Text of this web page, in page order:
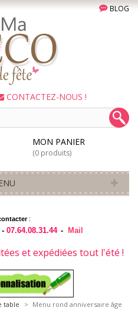
BLOG
CONTACTEZ-NOUS !
MON PANIER
(0 produits)
:
-07.64.08.31.44 - Mail
et expédiées tout l'été !
table > Menu rond anniversaire âge